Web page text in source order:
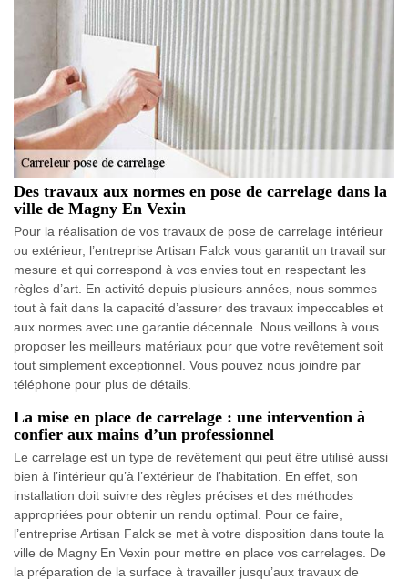
Des travaux aux normes en pose de carrelage dans la
ville de Magny En Vexin
Pour la réalisation de vos travaux de pose de carrelage intérieur
ou extérieur, l’entreprise Artisan Falck vous garantit un travail sur
mesure et qui correspond à vos envies tout en respectant les
règles d’art. En activité depuis plusieurs années, nous sommes
tout à fait dans la capacité d’assurer des travaux impeccables et
aux normes avec une garantie décennale. Nous veillons à vous
proposer les meilleurs matériaux pour que votre revêtement soit
tout simplement exceptionnel. Vous pouvez nous joindre par
téléphone pour plus de détails.
La mise en place de carrelage : une intervention à
confier aux mains d’un professionnel
Le carrelage est un type de revêtement qui peut être utilisé aussi
bien à l’intérieur qu’à l’extérieur de l’habitation. En effet, son
installation doit suivre des règles précises et des méthodes
appropriées pour obtenir un rendu optimal. Pour ce faire,
l’entreprise Artisan Falck se met à votre disposition dans toute la
ville de Magny En Vexin pour mettre en place vos carrelages. De
la préparation de la surface à travailler jusqu’aux travaux de